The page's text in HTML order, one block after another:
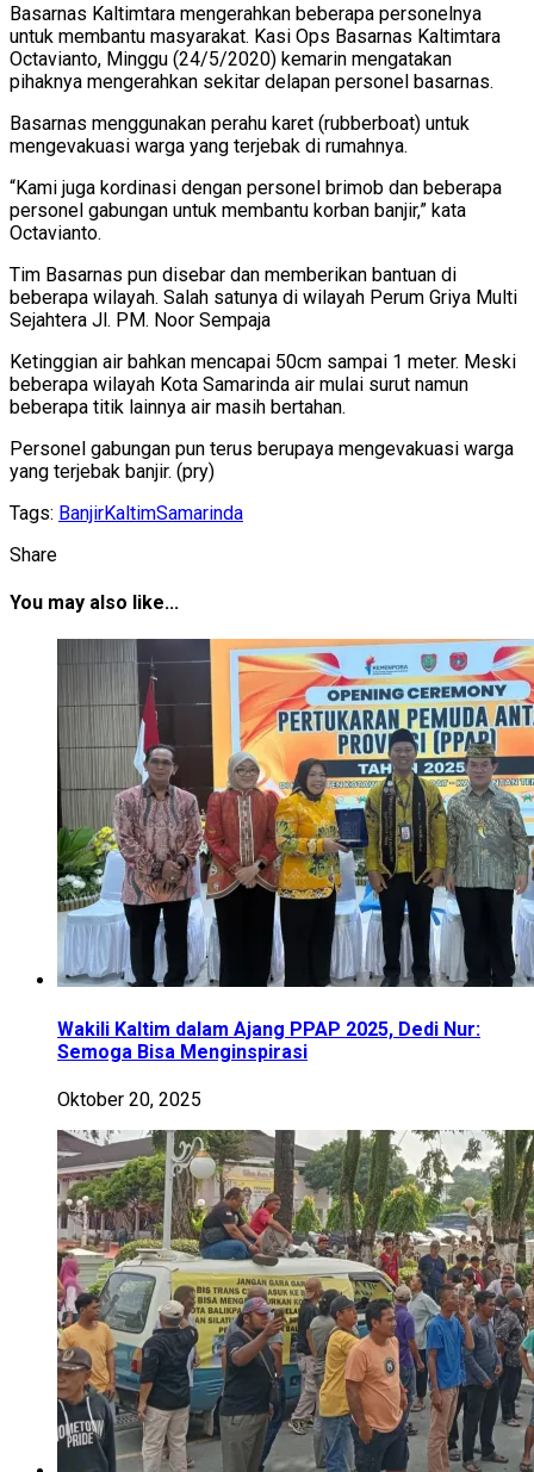
Basarnas Kaltimtara mengerahkan beberapa personelnya
untuk membantu masyarakat. Kasi Ops Basarnas Kaltimtara
Octavianto, Minggu (24/5/2020) kemarin mengatakan
pihaknya mengerahkan sekitar delapan personel basarnas.
Basarnas menggunakan perahu karet (rubberboat) untuk
mengevakuasi warga yang terjebak di rumahnya.
“Kami juga kordinasi dengan personel brimob dan beberapa
personel gabungan untuk membantu korban banjir,” kata
Octavianto.
Tim Basarnas pun disebar dan memberikan bantuan di
beberapa wilayah. Salah satunya di wilayah Perum Griya Multi
Sejahtera Jl. PM. Noor Sempaja
Ketinggian air bahkan mencapai 50cm sampai 1 meter. Meski
beberapa wilayah Kota Samarinda air mulai surut namun
beberapa titik lainnya air masih bertahan.
Personel gabungan pun terus berupaya mengevakuasi warga
yang terjebak banjir. (pry)
Tags: BanjirKaltimSamarinda
Share
You may also like...
Wakili Kaltim dalam Ajang PPAP 2025, Dedi Nur:
Semoga Bisa Menginspirasi
Oktober 20, 2025